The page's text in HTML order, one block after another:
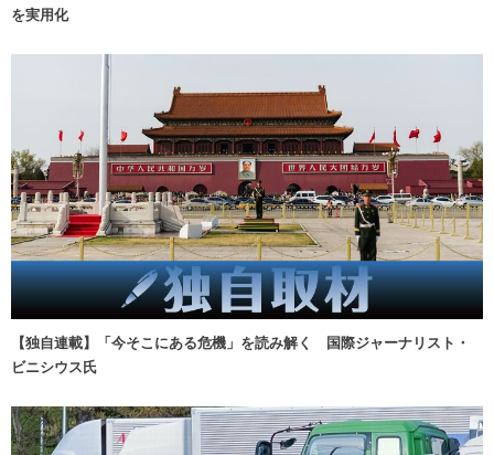
を実用化
【独自連載】「今そこにある危機」を読み解く 国際ジャーナリスト・
ビニシウス氏